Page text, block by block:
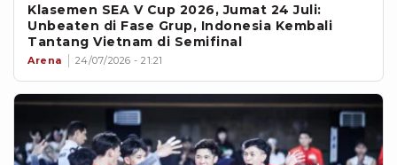
Klasemen SEA V Cup 2026, Jumat 24 Juli:
Unbeaten di Fase Grup, Indonesia Kembali
Tantang Vietnam di Semifinal
Arena 24/07/2026 - 21:21